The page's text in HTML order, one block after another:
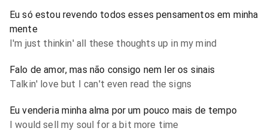
Eu só estou revendo todos esses pensamentos em minha
mente
I'm just thinkin' all these thoughts up in my mind
Falo de amor, mas não consigo nem ler os sinais
Talkin' love but I can't even read the signs
Eu venderia minha alma por um pouco mais de tempo
I would sell my soul for a bit more time